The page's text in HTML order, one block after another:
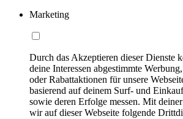
Marketing
Durch das Akzeptieren dieser Dienste
deine Interessen abgestimmte
oder Rabattaktionen für unsere
basierend auf deinem Surf- und
sowie deren Erfolge messen. Mit
wir auf dieser Webseite folgende